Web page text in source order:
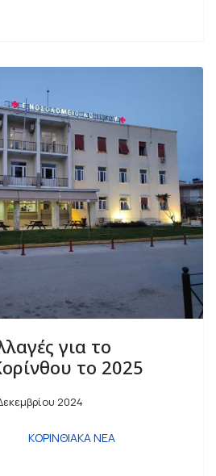
για το
το 2025
2024
ΚΟΡΙΝΘΙΑΚΑ ΝΕΑ